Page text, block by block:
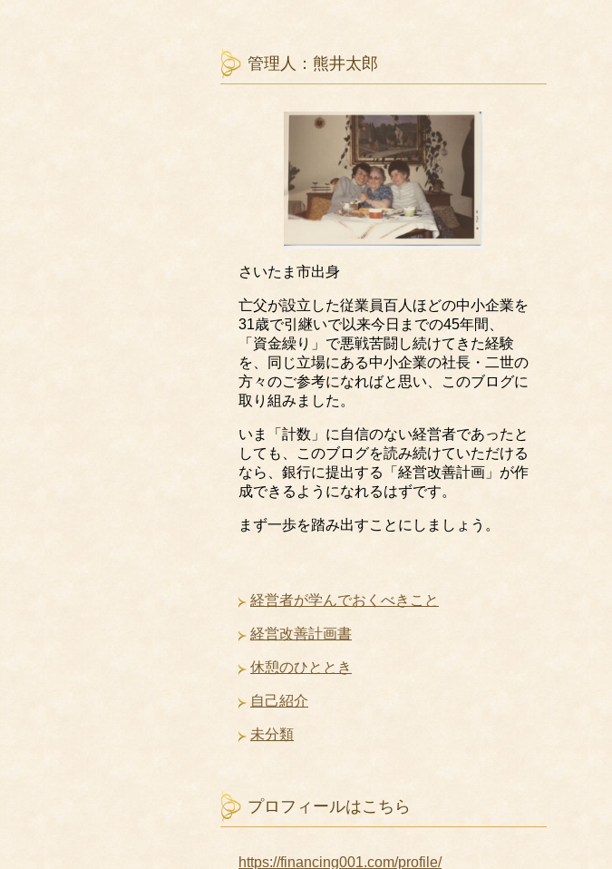
管理人：熊井太郎
さいたま市出身
亡父が設立した従業員百人ほどの中小企業を
31歳で引継いで以来今日までの45年間、
「資金繰り」で悪戦苦闘し続けてきた経験
を、同じ立場にある中小企業の社長・二世の
方々のご参考になればと思い、このブログに
取り組みました。
いま「計数」に自信のない経営者であったと
しても、このブログを読み続けていただける
なら、銀行に提出する「経営改善計画」が作
成できるようになれるはずです。
まず一歩を踏み出すことにしましょう。
経営者が学んでおくべきこと
経営改善計画書
休憩のひととき
自己紹介
未分類
プロフィールはこちら
https://financing001.com/profile/